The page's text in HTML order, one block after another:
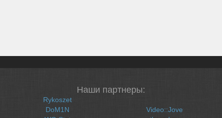
Наши партнеры:
Rykoszet
DoM1N
Video::Jove